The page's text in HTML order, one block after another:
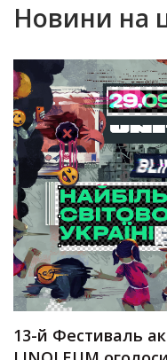
Новини на
13-й Фестиваль